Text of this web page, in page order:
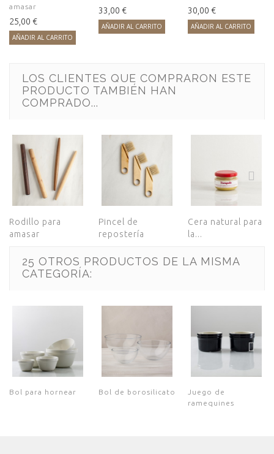
amasar
25,00 €
AÑADIR AL CARRITO
33,00 €
AÑADIR AL CARRITO
30,00 €
AÑADIR AL CARRITO
LOS CLIENTES QUE COMPRARON ESTE
PRODUCTO TAMBIÉN HAN
COMPRADO...
Rodillo para
amasar
Pincel de
repostería
Cera natural para
la...
25 OTROS PRODUCTOS DE LA MISMA
CATEGORÍA:
Bol para hornear Bol de borosilicato
Juego de
ramequines